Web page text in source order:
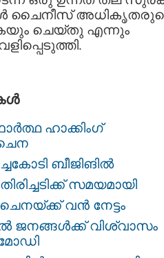
ചൈനീസ്
ചെയ്തു എന്നും
ഹാക്കിംഗ്
ബീജിങിൽ
സമയമായി
വൻ നേട്ടം
ജനങ്ങള്‍ക്ക് വിശ്വാസം
മോഡി